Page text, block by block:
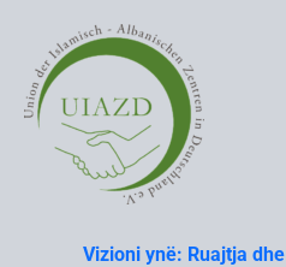
content
Vizioni ynë: Ruajtja dhe